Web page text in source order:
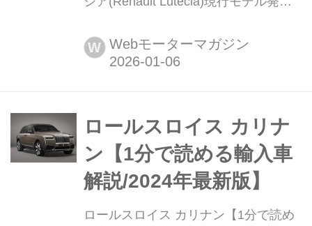
W Webモーターマガジン
ロールスロイス カリナ
ン【1分で読める輸入車
解説/2024年最新版】
ロールスロイス カリナン【1分で読め